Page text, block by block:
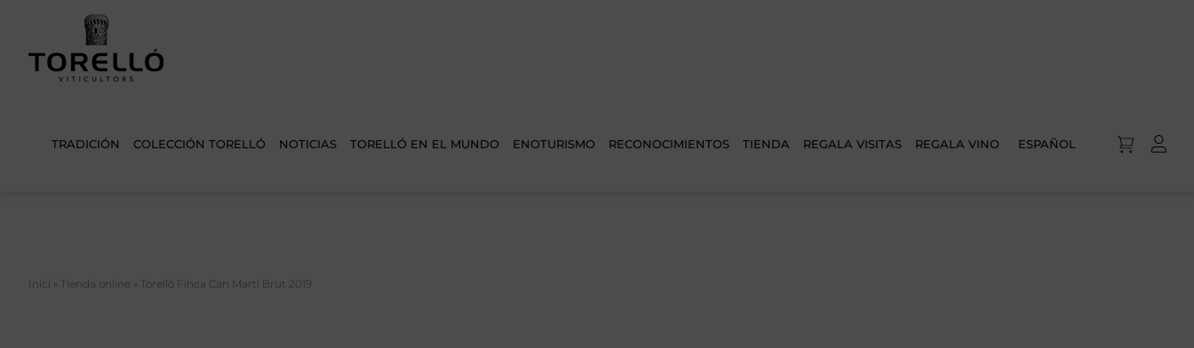
TRADICIÓN COLECCIÓN TORELLÓ NOTICIAS TORELLÓ EN EL MUNDO ENOTURISMO RECONOCIMIENTOS TIENDA REGALA VISITAS REGALA VINO ESPAÑOL
Inici » Tienda online» Torelló Finca Can Martí Brut 2019